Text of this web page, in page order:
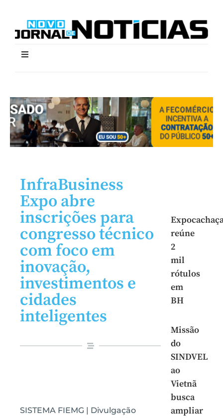
InfraBusiness
Expo abre
inscrições para
congresso técnico
com foco em
inovação,
investimentos e
cidades
inteligentes
SISTEMA FIEMG | Divulgação
reúne
2
mil
rótulos
em
BH
Missão
do
SINDVEL
ao
Vietnã
busca
ampliar